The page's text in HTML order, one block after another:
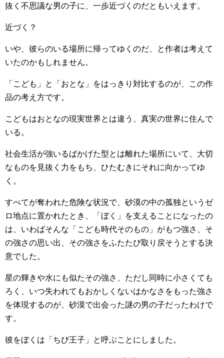
抜く不思議な男の子に、一歩近づくのだともいえます。
近づく？
いや、彼らのいる場所に帰ってゆくのだ、と作者は考えて
いたのかもしれません。
「こども」と「おとな」をはっきり対比するのが、この作
品の考え方です。
こどもはおとなの現実世界とは違う、真実の世界に住んで
いる。
社会生活が強いるばかげた型とは離れた場所にいて、大切
なものを見抜く力をもち、ひたむきにそれに向かってゆ
く。
すべてが奪われた危険な状況で、砂漠の中の孤独というゼ
ロ地点に置かれたとき、「ぼく」を支えることになったの
は、いわばそんな「こども時代そのもの」がもつ強さ、そ
の強さの思い出、その強さをふたたび取り戻そうとする決
意でした。
星の輝きや水にも似たその強さ、ただし同時に小さくても
ろく、いつ失われてもおかしくないはかなさをもった強さ
を体現するのが、砂漠で出会った謎の男の子だったわけで
す。
彼をぼくは「ちび王子」と呼ぶことにしました。